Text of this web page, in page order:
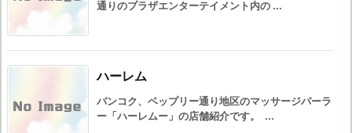
通りのプラザエンターテイメント内の ...
ハーレム
バンコク、ベップリー通り地区のマッサージパーラ
ー「ハーレムー」の店舗紹介です。 ...